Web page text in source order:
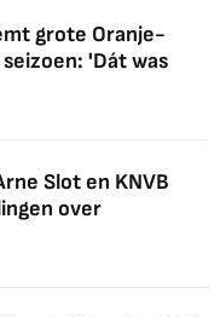
grote Oranje-
'Dát was
Slot en KNVB
over